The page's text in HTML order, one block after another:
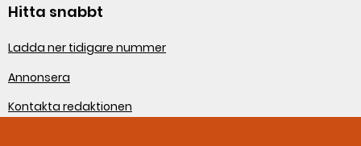
Hitta snabbt
Ladda ner tidigare nummer
Annonsera
Kontakta redaktionen